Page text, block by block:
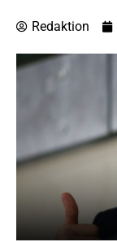
Redaktion